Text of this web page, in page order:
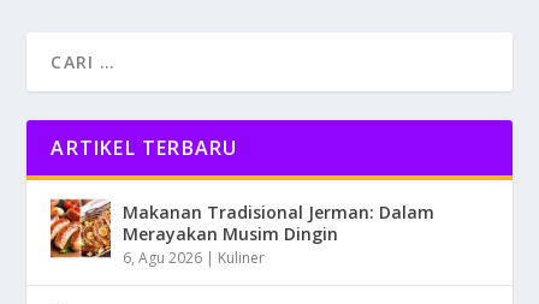
ARTIKEL TERBARU
Makanan Tradisional Jerman: Dalam
Merayakan Musim Dingin
6, Agu 2026 | Kuliner